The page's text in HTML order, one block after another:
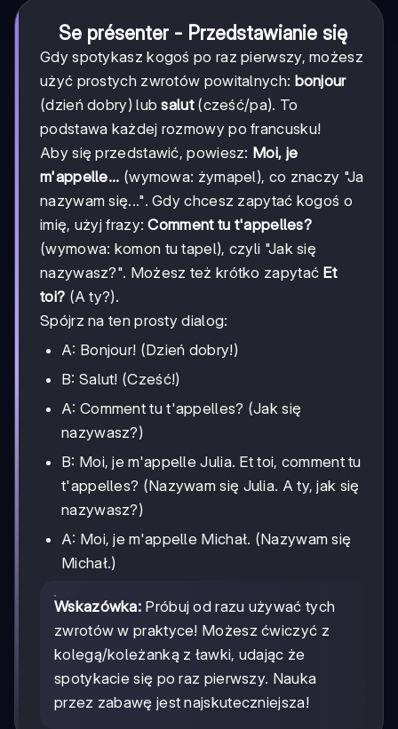
Se présenter - Przedstawianie się
Gdy spotykasz kogoś po raz pierwszy, możesz
użyć prostych zwrotów powitalnych: bonjour
(dzień dobry) lubsalut(cześć/pa). To
podstawa każdej rozmowy po francusku!
Aby się przedstawić, powiesz: Moi, je
m'appelle... (wymowa: żymapel), co znaczy "Ja
nazywam się...". Gdy chcesz zapytać kogoś o
imię, użyj frazy:Comment tu t'appelles?
(wymowa: komon tu tapel), czyli "Jak się
nazywasz?". Możesz też krótko zapytać Et
toi? (A ty?).
Spójrz na ten prosty dialog:
A: Bonjour! (Dzień dobry!)
B: Salut! (Cześć!)
A: Comment tu t'appelles? (Jak się
nazywasz?)
B: Moi, je m'appelle Julia. Et toi, comment tu
t'appelles? (Nazywam się Julia. A ty, jak się
nazywasz?)
A: Moi, je m'appelle Michał. (Nazywam się
Michał.)
Wskazówka: Próbuj od razu używać tych
zwrotów w praktyce! Możesz ćwiczyć z
kolegą/koleżanką z ławki, udając że
spotykacie się po raz pierwszy. Nauka
przez zabawę jest najskuteczniejsza!